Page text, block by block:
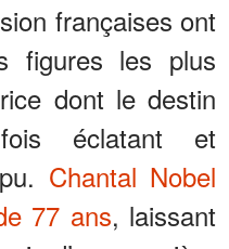
françaises ont
figures les plus
dont le destin
éclatant et
Chantal Nobel
77 ans, laissant